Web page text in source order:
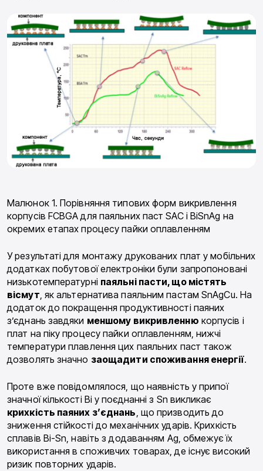
Малюнок 1. Порівняння типових форм викривлення
корпусів FCBGA для паяльних паст SAC і BiSnAg на
окремих етапах процесу пайки оплавленням
У результаті для монтажу друкованих плат у мобільних
додатках побутової електроніки були запропоновані
низькотемпературні паяльні пасти, що містять
вісмут, як альтернатива паяльним пастам SnAgCu. На
додаток до покращення продуктивності паяних
з’єднань завдяки меншому викривленню корпусів і
плат на піку процесу пайки оплавленням, нижчі
температури плавлення цих паяльних паст також
дозволять значно заощадити споживання енергії.
Проте вже повідомлялося, що наявність у припої
значної кількості Bi у поєднанні з Sn викликає
крихкість паяних з’єднань, що призводить до
зниження стійкості до механічних ударів. Крихкість
сплавів Bi-Sn, навіть з додаванням Ag, обмежує їх
використання в споживчих товарах, де існує високий
ризик повторних ударів.